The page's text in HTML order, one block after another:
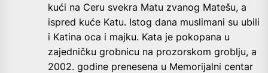
kući na Ceru svekra Matu zvanog Matešu, a
ispred kuće Katu. Istog dana muslimani su ubili
i Katina oca i majku. Kata je pokopana u
zajedničku grobnicu na prozorskom groblju, a
2002. godine prenesena u Memorijalni centar